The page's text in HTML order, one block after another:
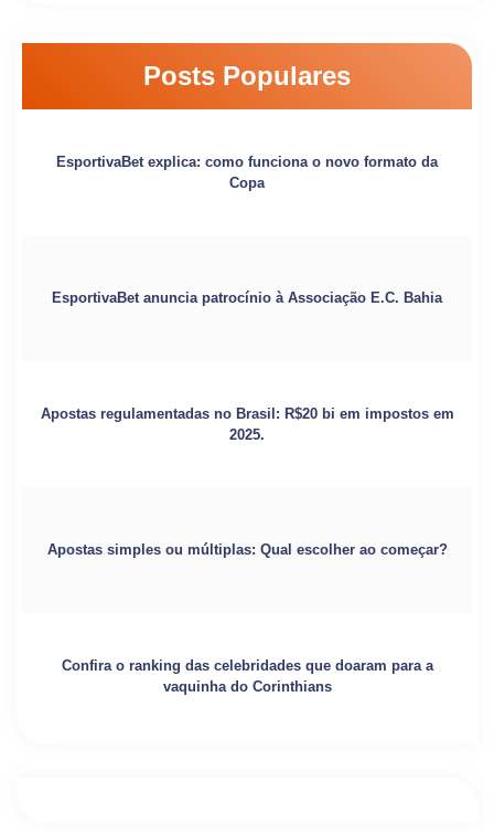
Posts Populares
EsportivaBet explica: como funciona o novo formato da
Copa
EsportivaBet anuncia patrocínio à Associação E.C. Bahia
Apostas regulamentadas no Brasil: R$20 bi em impostos em
2025.
Apostas simples ou múltiplas: Qual escolher ao começar?
Confira o ranking das celebridades que doaram para a
vaquinha do Corinthians